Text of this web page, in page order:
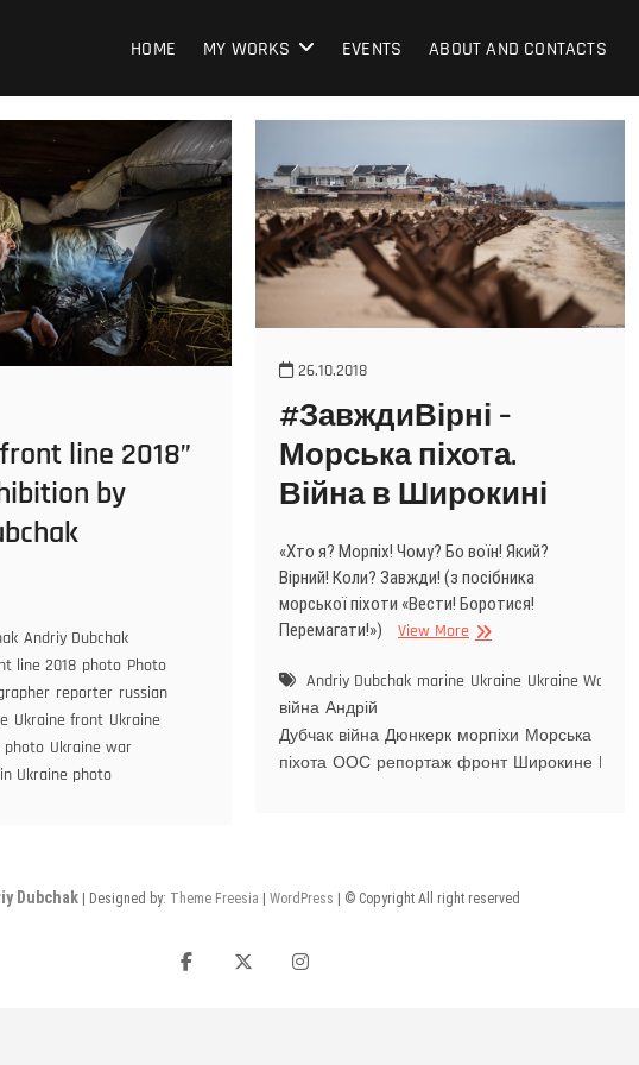
HOME MY WORKS EVENTS ABOUT AND CONTACTS
line 2018”
by
Andriy Dubchak
line 2018 photo Photo
reporter russian
Ukraine front Ukraine
photo Ukraine war
Ukraine photo
26.10.2018
#ЗавждиВірні –
Морська піхота.
Війна в Широкині
«Хто я? Морпіх! Чому? Бо воїн! Який?
Вірний! Коли? Завжди! (з посібника
морської піхоти «Вести! Боротися!
Перемагати!»)
View More
Andriy Dubchak marine Ukraine Ukraine War
війна Андрій
Дубчак війна Дюнкерк морпіхи Морська
піхота ООС репортаж фронт Широкине
Dubchak | Designed by: Theme Freesia WordPress | © Copyright All right reserved